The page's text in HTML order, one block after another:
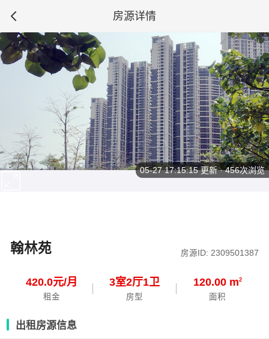
房源详情
翰林苑 房源ID: 2309501387
420.0元/月
租金
3室2厅1卫
房型
120.00 m2
面积
05-27 17:15:15更新 · 456次浏览
出租房源信息